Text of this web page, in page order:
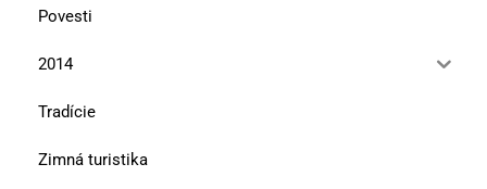
Povesti
2014
Tradície
Zimná turistika